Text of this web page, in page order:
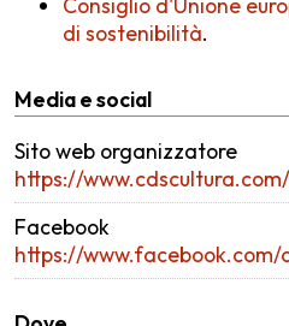
di sostenibilità.
Media e social
Sito web organizzatore
https://www.cdscultura.com/
Facebook
https://www.facebook.com/